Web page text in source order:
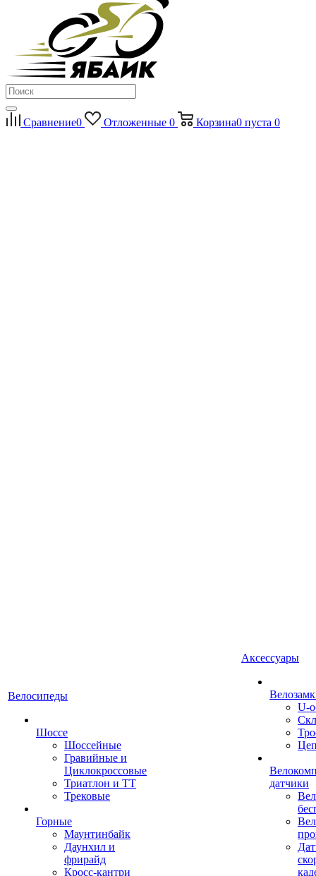
Сравнение0 Отложенные 0 Корзина0 пуста 0
Велосипеды
Шоссе
Шоссейные
Гравийные и
Циклокроссовые
Триатлон и ТТ
Трековые
Горные
Маунтинбайк
Даунхил и
фрирайд
Кросс-кантри
Аксессуары
U-
датчики